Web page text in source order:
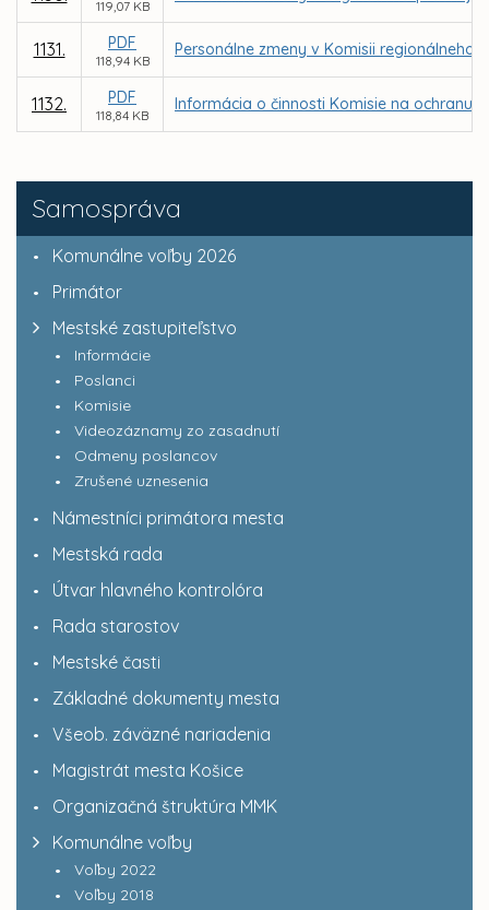
Samospráva
Komunálne voľby 2026
Primátor
Mestské zastupiteľstvo
Informácie
Poslanci
Komisie
Videozáznamy zo zasadnutí
Odmeny poslancov
Zrušené uznesenia
Námestníci primátora mesta
Mestská rada
Útvar hlavného kontrolóra
Rada starostov
Mestské časti
Základné dokumenty mesta
Všeob. záväzné nariadenia
Magistrát mesta Košice
Organizačná štruktúra MMK
Komunálne voľby
Voľby 2022
Voľby 2018
119,07 KB
1131. PDF
118,94 KB
Personálne zmeny v Komisii regionálneho
1132. PDF
118,84 KB
Informácia o činnosti Komisie na ochranu